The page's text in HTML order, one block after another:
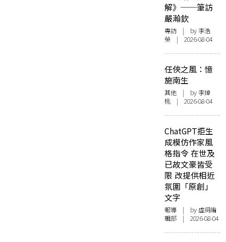
解》──筆訪
嚴瀚欽
專訪 | by 李浩
榮 | 2026-08-04
任俠之風：憶
施南生
其他 | by 李焯
桃 | 2026-08-04
ChatGPT拒生
成模仿作家風
格指令 在世及
已故文豪皆受
限 改提供相近
氛圍「原創」
文字
報導 | by 虛詞編
輯部 | 2026-08-04